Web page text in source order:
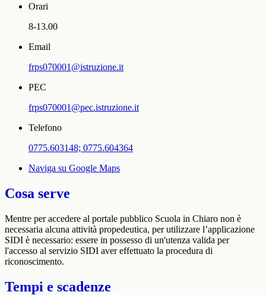
Orari
8-13.00
Email
frps070001@istruzione.it
PEC
frps070001@pec.istruzione.it
Telefono
0775.603148; 0775.604364
Naviga su Google Maps
Cosa serve
Mentre per accedere al portale pubblico Scuola in Chiaro non è
necessaria alcuna attività propedeutica, per utilizzare l’applicazione
SIDI è necessario: essere in possesso di un'utenza valida per
l'accesso al servizio SIDI aver effettuato la procedura di
riconoscimento.
Tempi e scadenze